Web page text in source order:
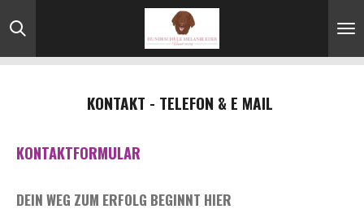
Zum
Hauptinhalt
springen
KONTAKT - TELEFON & E MAIL
KONTAKTFORMULAR
DEIN WEG ZUM ERFOLG BEGINNT HIER